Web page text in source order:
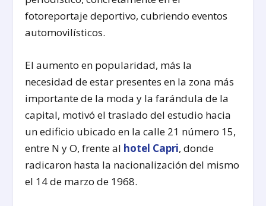
fotoreportaje deportivo, cubriendo eventos
automovilísticos.
El aumento en popularidad, más la
necesidad de estar presentes en la zona más
importante de la moda y la farándula de la
capital, motivó el traslado del estudio hacia
un edificio ubicado en la calle 21 número 15,
entre N y O, frente al hotel Capri, donde
radicaron hasta la nacionalización del mismo
el 14 de marzo de 1968.